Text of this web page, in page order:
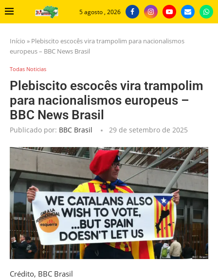
5 agosto , 2026
Início » Plebiscito escocês vira trampolim para nacionalismos
europeus – BBC News Brasil
Todas Noticias
Plebiscito escocês vira trampolim
para nacionalismos europeus –
BBC News Brasil
Publicado por: BBC Brasil 29 de setembro de 2025
Crédito, BBC Brasil